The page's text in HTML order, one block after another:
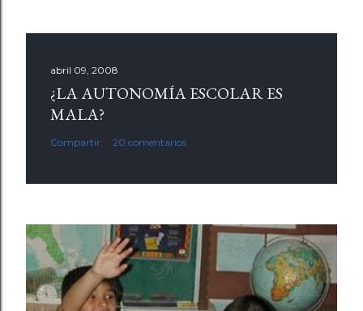
abril 09, 2008
¿LA AUTONOMÍA ESCOLAR ES
MALA?
Compartir 20 comentarios